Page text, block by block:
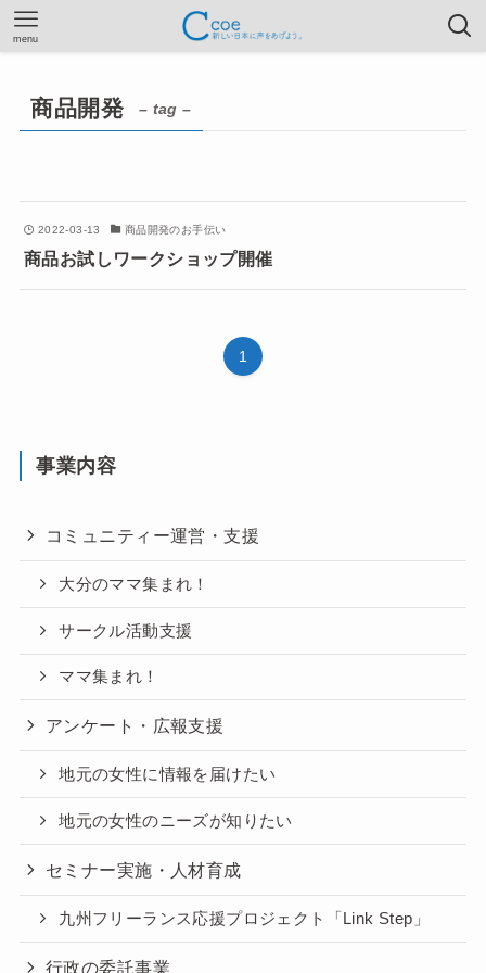
menu
商品開発 – tag –
2022-03-13 商品開発のお手伝い
商品お試しワークショップ開催
1
事業内容
コミュニティー運営・支援
大分のママ集まれ！
サークル活動支援
ママ集まれ！
アンケート・広報支援
地元の女性に情報を届けたい
地元の女性のニーズが知りたい
セミナー実施・人材育成
九州フリーランス応援プロジェクト「Link Step」
行政の委託事業